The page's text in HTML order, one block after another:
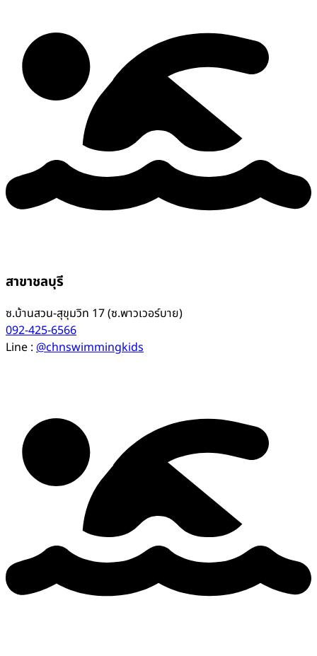
สาขาชลบุรี
ซ.บ้านสวน-สุขุมวิท 17 (ซ.พาวเวอร์บาย)
092-425-6566
Line : @chnswimmingkids